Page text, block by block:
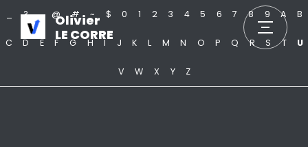
Olivier
LE CORRE
? . @ # ~ $ 0 1 2 3 4 5 6 7 8 9 A B
C D E F G H I J K L M N O P Q R S T U
V W X Y Z